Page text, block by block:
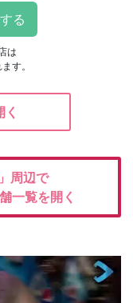
は
す。
」周辺で
一覧を開く